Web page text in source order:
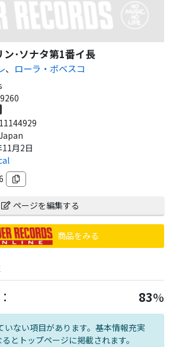
･ソナタ第1番イ長
、 ローラ・ボベスコ
月2日
ページを編集する
商品をみる
83%
いない項目があります。基本情報充実
とトップページに掲載されます。